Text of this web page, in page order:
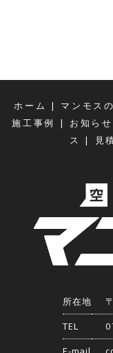
ホーム | マンモス
施工事例 | お知らせ
ス
| 見
所在地
TEL